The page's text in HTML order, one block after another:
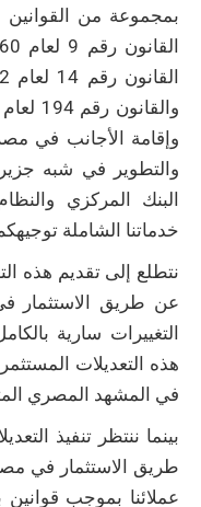
بمجموعة من
وإقامة الأجانب في
والتطوير في شبه
البنك المركزي
خدماتنا الشاملة
نتطلع إلى تقديم هذه
عن طريق الاستثمار
هذه التعديلات
في المشهد المصري
بينما ننتظر تنفيذ
طريق الاستثمار في
عملائنا بموجب قوانين